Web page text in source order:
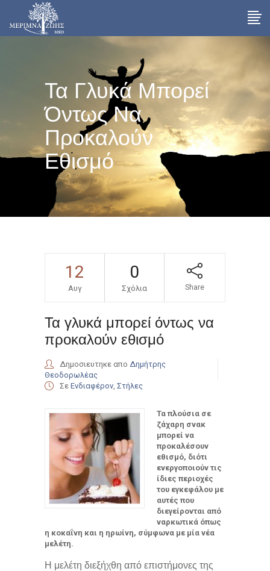
Τα Γλυκά Μπορεί
Όντως Να
Προκαλούν
Εθισμό
12
Αυγ
0
Σχόλια Share
Τα γλυκά μπορεί όντως να
προκαλούν εθισμό
Δημοσιευτηκε απο Δημήτρης
Θεοδορωλέας
Σε Ενδιαφέρον Στήλες
Τα πλούσια σε
ζάχαρη σνακ
μπορεί να
προκαλέσουν
εθισμό, διότι
ενεργοποιούν τις
ίδιες περιοχές
του εγκεφάλου με
αυτές που
διεγείρονται από
ναρκωτικά όπως
η κοκαΐνη και η ηρωίνη, σύμφωνα με μία νέα
μελέτη.
Η μελέτη διεξήχθη από επιστήμονες της